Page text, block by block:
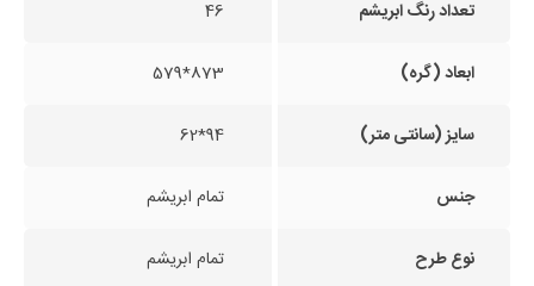
تعداد رنگ ابریشم 46
ابعاد (گره) 873*579
سایز (سانتی متر) 94*62
جنس تمام ابریشم
نوع طرح تمام ابریشم